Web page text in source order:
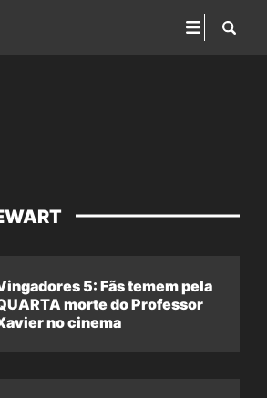
5: Fãs temem pela
morte do Professor
no cinema